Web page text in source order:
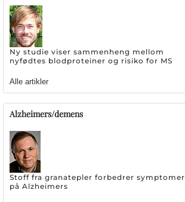
Ny studie viser sammenheng mellom
nyfødtes blodproteiner og risiko for MS
Alle artikler
Alzheimers/demens
Stoff fra granatepler forbedrer symptomer
på Alzheimers